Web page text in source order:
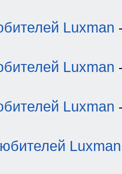
Luxman
Luxman
Luxman
Luxman